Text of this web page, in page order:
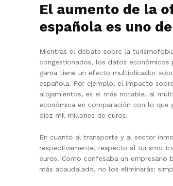
El aumento de la
española es uno
Mientras el debate sobre la
congestionados, los datos
gama tiene un efecto multiplicador
española. Por ejemplo, el impacto
alojamientos, es el más notable, al
económica en comparación con lo que
diez mil millones de euros.
En cuanto al transporte y al sector
respectivamente, respecto al turismo
euros. Como confesaba un
más acaudalado, no los eliminarás: